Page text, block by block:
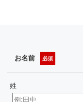
お名前 必須
姓